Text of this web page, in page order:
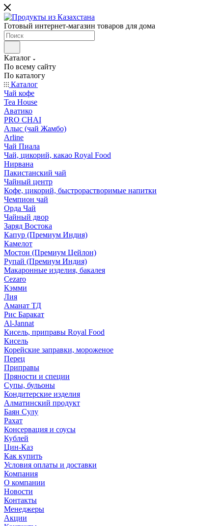
Готовый интернет-магазин товаров для дома
Каталог
По всему сайту
По каталогу
Каталог
Чай кофе
Tea House
Аватико
PRO CHAI
Алыс (чай Жамбо)
Arline
Чай Пиала
Чай, цикорий, какао Royal Food
Нирвана
Пакистанский чай
Чайный центр
Кофе, цикорий, быстрорастворимые напитки
Чемпион чай
Орда Чай
Чайный двор
Заряд Востока
Капур (Премиум Индия)
Камелот
Мостон (Премиум Цейлон)
Рупай (Премиум Индия)
Макаронные изделия, бакалея
Cezaro
Кэмми
Лия
Аманат ТД
Рис Баракат
Al-Jannat
Кисель, приправы Royal Food
Кисель
Корейские заправки, мороженое
Перец
Приправы
Пряности и специи
Супы, бульоны
Кондитерские изделия
Алматинский продукт
Баян Сулу
Рахат
Консервация и соусы
Кублей
Цин-Каз
Как купить
Условия оплаты и доставки
Компания
О компании
Новости
Контакты
Менеджеры
Акции